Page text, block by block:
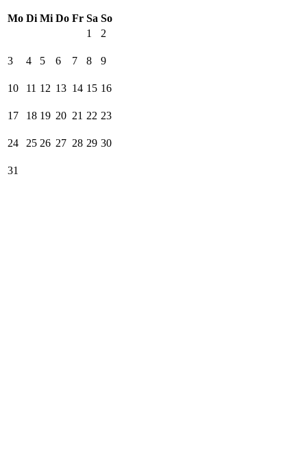
Mo Di Mi Do Fr Sa So
1
2
3 4 5 6 7 8 9
10 11 12 13 14 15 16
17 18 19 20 21 22 23
24 25 26 27 28 29 30
31